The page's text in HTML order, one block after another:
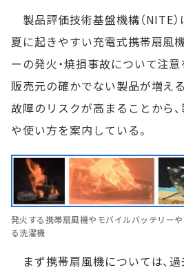
製品評価技術基盤機構（NITE）
夏に起きやすい充電式携帯扇風
ーの発火・焼損事故について注意
販売元の確かでない製品が増え
故障のリスクが高まることから
や使い方を案内している。
発火する携帯扇風機やモバイルバッテリー
る洗濯機
まず携帯扇風機については、過